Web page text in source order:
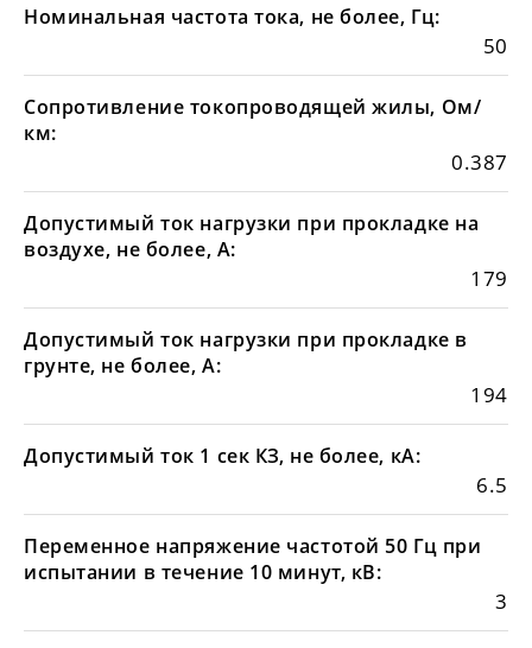
Номинальная частота тока, не более, Гц:
50
Сопротивление токопроводящей жилы, Ом/
км:
0.387
Допустимый ток нагрузки при прокладке на
воздухе, не более, А:
179
Допустимый ток нагрузки при прокладке в
грунте, не более, А:
194
Допустимый ток 1 сек КЗ, не более, кА:
6.5
Переменное напряжение частотой 50 Гц при
испытании в течение 10 минут, кВ:
3